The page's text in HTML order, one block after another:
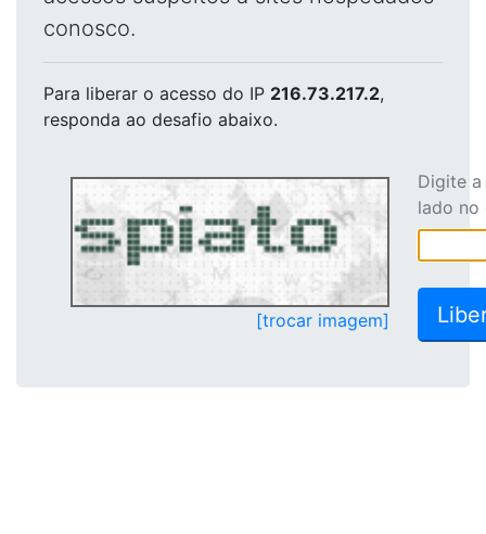
conosco.
Para liberar o acesso do IP 216.73.217.2,
responda ao desafio abaixo.
[trocar imagem]
Digite
lado no